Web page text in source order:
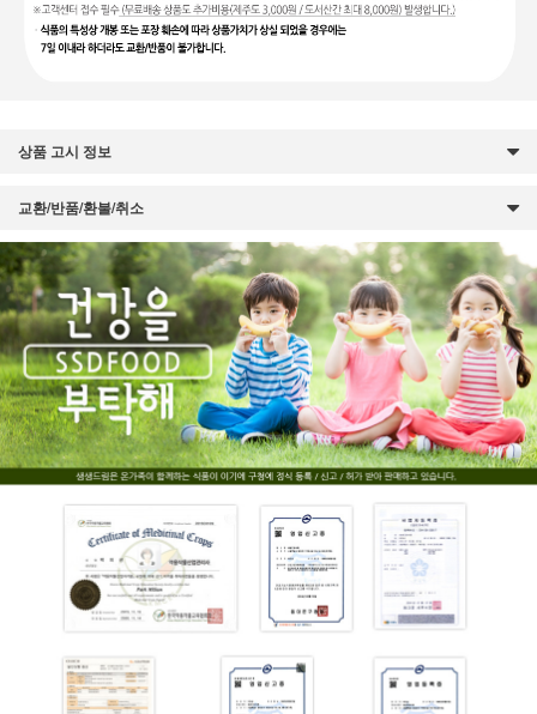
상품 고시 정보
교환/반품/환불/취소